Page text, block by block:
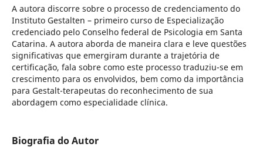
A autora discorre sobre o processo de credenciamento do
Instituto Gestalten – primeiro curso de Especialização
credenciado pelo Conselho federal de Psicologia em Santa
Catarina. A autora aborda de maneira clara e leve questões
significativas que emergiram durante a trajetória de
certificação, fala sobre como este processo traduziu-se em
crescimento para os envolvidos, bem como da importância
para Gestalt-terapeutas do reconhecimento de sua
abordagem como especialidade clínica.
Biografia do Autor